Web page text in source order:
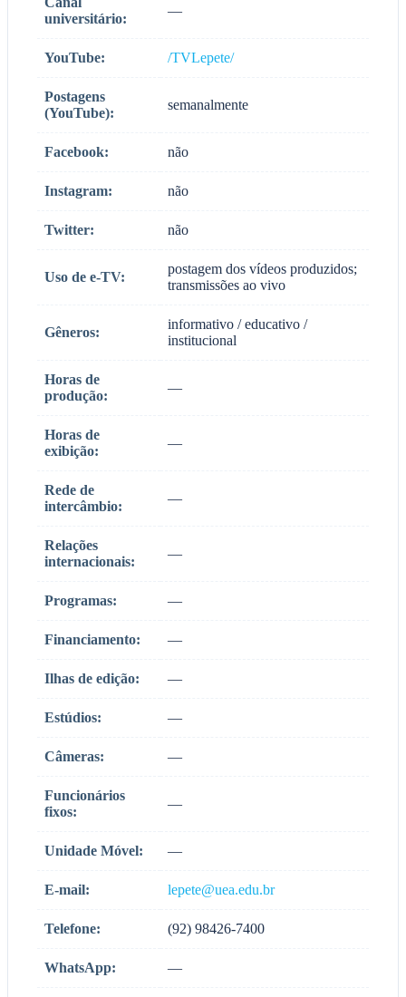
universitário:
—
YouTube: /TVLepete/
Postagens
(YouTube):
semanalmente
Facebook: não
Instagram: não
Twitter: não
Uso de e-TV:
postagem dos vídeos produzidos;
transmissões ao vivo
Gêneros:
informativo / educativo /
institucional
Horas de
produção:
—
Horas de
exibição:
—
Rede de
intercâmbio:
—
Relações
internacionais:
—
Programas: —
Financiamento: —
Ilhas de edição: —
Estúdios: —
Câmeras: —
Funcionários
fixos:
—
Unidade Móvel: —
E-mail: lepete@uea.edu.br
Telefone: (92) 98426-7400
WhatsApp: —